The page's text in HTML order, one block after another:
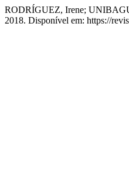
RODRÍGUEZ, Irene;
2018. Disponível em: https://